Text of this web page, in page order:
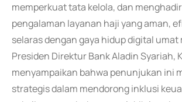
memperkuat tata kelola, dan
pengalaman layanan haji yang aman,
selaras dengan gaya hidup digital umat
Presiden Direktur Bank Aladin Syariah,
menyampaikan bahwa penunjukan ini
strategis dalam mendorong inklusi